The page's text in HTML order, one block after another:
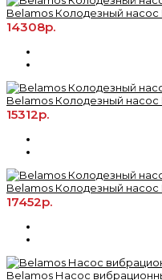
Belamos Колодезный
14308р.
Belamos Колодезный
15312р.
Belamos Колодезный
17452р.
Belamos Насос